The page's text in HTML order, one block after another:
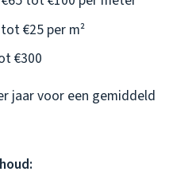
€25 per m²
€300
jaar voor een gemiddeld